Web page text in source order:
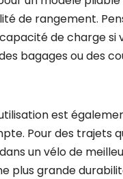
de rangement.
de charge si
bagages ou des
est
Pour des trajets
un vélo de
plus grande